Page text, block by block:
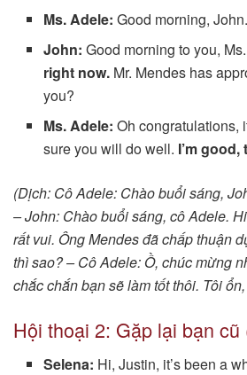
Ms. Adele: Good morning,
John: Good morning to you,
right now. Mr. Mendes has
you?
Ms. Adele: Oh congratulations,
sure you will do well. I’m
(Dịch: Cô Adele: Chào buổi sáng,
– John: Chào buổi sáng, cô Adele.
rất vui. Ông Mendes đã chấp thuận
thì sao? – Cô Adele: Ồ, chúc mừng
chắc chắn bạn sẽ làm tốt thôi. Tôi
Hội thoại 2: Gặp lại bạn cũ
Selena: Hi, Justin, it’s been a